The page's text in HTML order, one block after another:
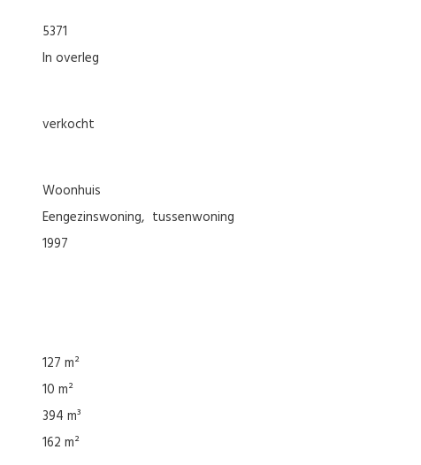
5371
In overleg
verkocht
woonhuis
eengezinswoning tussenwoning
1997
127 m²
10 m²
394 m³
162 m²